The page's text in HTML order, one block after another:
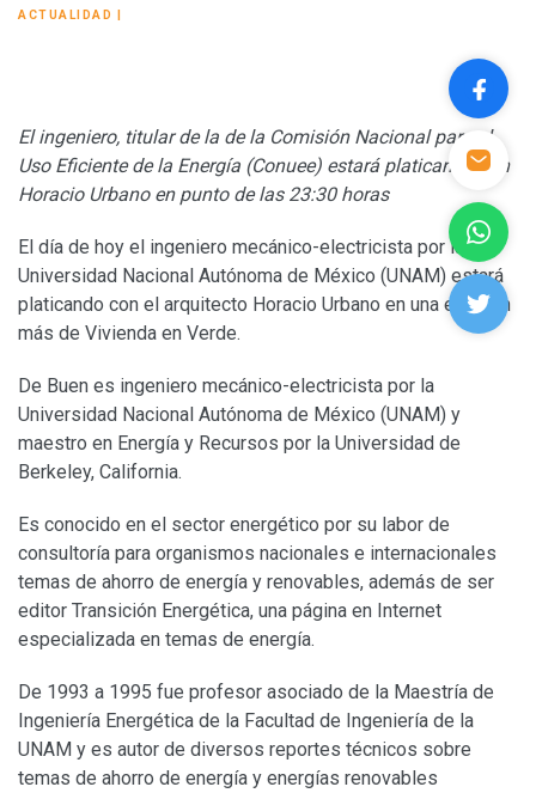
ACTUALIDAD
El ingeniero, titular de la de la Comisión Nacional para el
Uso Eficiente de la Energía (Conuee) estará platicando con
Horacio Urbano en punto de las 23:30 horas
El día de hoy el ingeniero mecánico-electricista por la
Universidad Nacional Autónoma de México (UNAM) estará
platicando con el arquitecto Horacio Urbano en una emisión
más de Vivienda en Verde.
De Buen es ingeniero mecánico-electricista por la
Universidad Nacional Autónoma de México (UNAM) y
maestro en Energía y Recursos por la Universidad de
Berkeley, California.
Es conocido en el sector energético por su labor de
consultoría para organismos nacionales e internacionales
temas de ahorro de energía y renovables, además de ser
editor Transición Energética, una página en Internet
especializada en temas de energía.
De 1993 a 1995 fue profesor asociado de la Maestría de
Ingeniería Energética de la Facultad de Ingeniería de la
UNAM y es autor de diversos reportes técnicos sobre
temas de ahorro de energía y energías renovables